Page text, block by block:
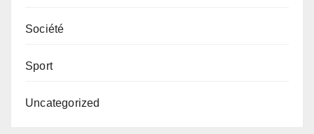
Société
Sport
Uncategorized